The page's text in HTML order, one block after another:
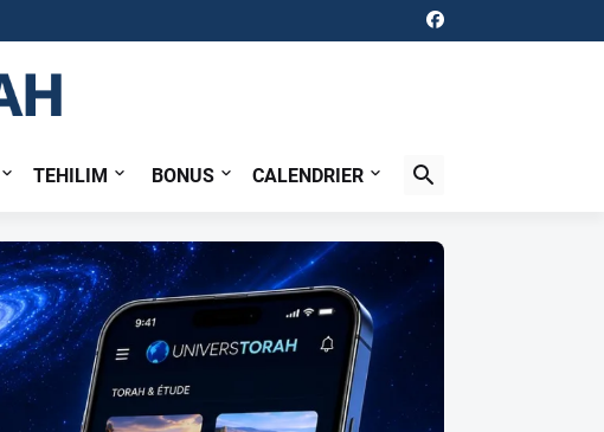
TEHILIM BONUS CALENDRIER